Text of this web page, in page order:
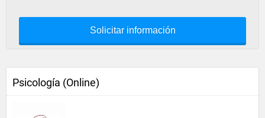
Solicitar información
Psicología (Online)